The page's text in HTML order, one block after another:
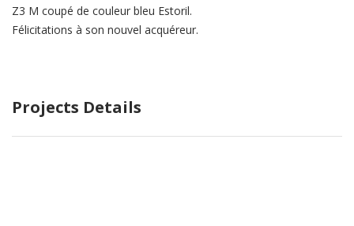
Z3 M coupé de couleur bleu Estoril.
Félicitations à son nouvel acquéreur.
Projects Details